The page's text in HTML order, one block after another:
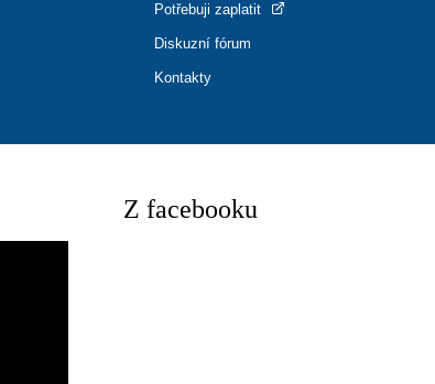
Potřebuji zaplatit
Diskuzní fórum
Kontakty
Z facebooku